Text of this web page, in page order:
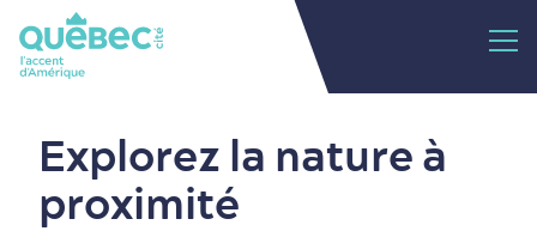
Explorez la nature à
proximité